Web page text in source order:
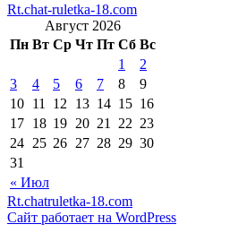
Rt.chat-ruletka-18.com
Август 2026
Пн Вт Ср Чт Пт Сб Вс
« Июл
1
2
3
4 5 6 7 8
9
10 11 12 13 14 15 16
17 18 19 20 21 22 23
24 25 26 27 28 29 30
31
Rt.chatruletka-18.com
Сайт работает на WordPress